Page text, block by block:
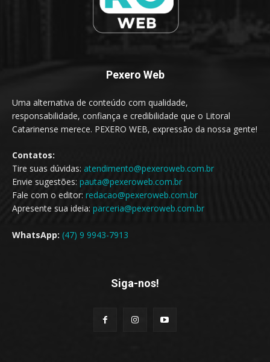
Pexero Web
Uma alternativa de conteúdo com qualidade,
responsabilidade, confiança e credibilidade que o Litoral
Catarinense merece. PEXERO WEB, expressão da nossa gente!
Contatos:
Tire suas dúvidas: atendimento@pexeroweb.com.br
Envie sugestões: pauta@pexeroweb.com.br
Fale com o editor: redacao@pexeroweb.com.br
Apresente sua ideia: parceria@pexeroweb.com.br
WhatsApp: (47) 9 9943-7913
Siga-nos!